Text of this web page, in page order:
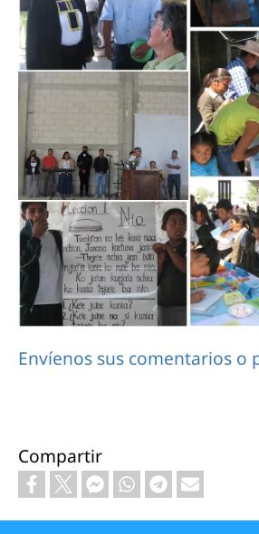
Envíenos sus comentarios o
Compartir